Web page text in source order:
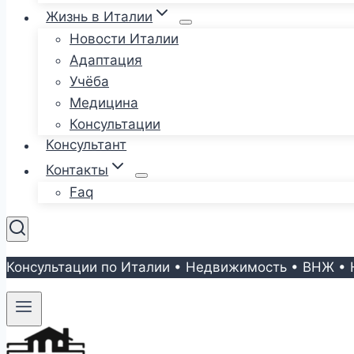
Жизнь в Италии
Новости Италии
Адаптация
Учёба
Медицина
Консультации
Консультант
Контакты
Faq
Консультации по Италии • Недвижимость • ВНЖ •